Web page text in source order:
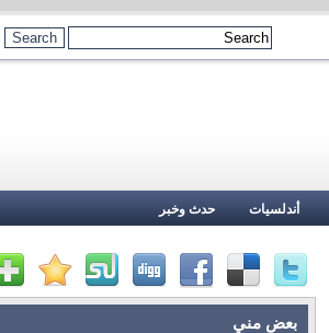
أندلسيات حدث وخبر
بعض مني